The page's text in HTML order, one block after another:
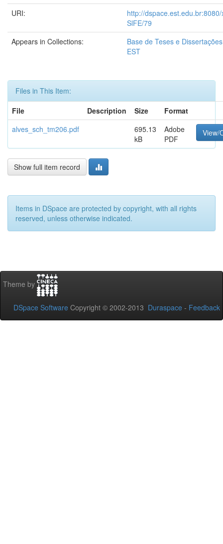
URI:
http://
SlFE/79
Appears in Collections:
Base de Teses e
EST
Files in This Item:
File
Description Size
Format
alves_sch_tm206.pdf
695.13
kB
Adobe
PDF
View/
Show full item record
Items in DSpace are protected by copyright, with all rights
reserved, unless otherwise indicated.
Theme by
DSpace Software Copyright © 2002-2013 Duraspace - Feedback